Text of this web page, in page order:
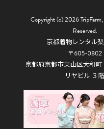
Copyright (c) 2026
Reserved.
京都着物レンタル
〒605-0802
京都府京都市東山区大和
リヤビル ３階